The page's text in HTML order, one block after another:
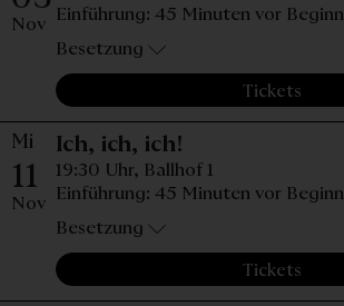
Nov Einführung: 45 Minuten vor Beginn
Besetzung
Tickets
Mi
11
Nov
Ich, ich, ich!
19:30 Uhr, Ballhof 1
Einführung: 45 Minuten vor Beginn
Besetzung
Tickets